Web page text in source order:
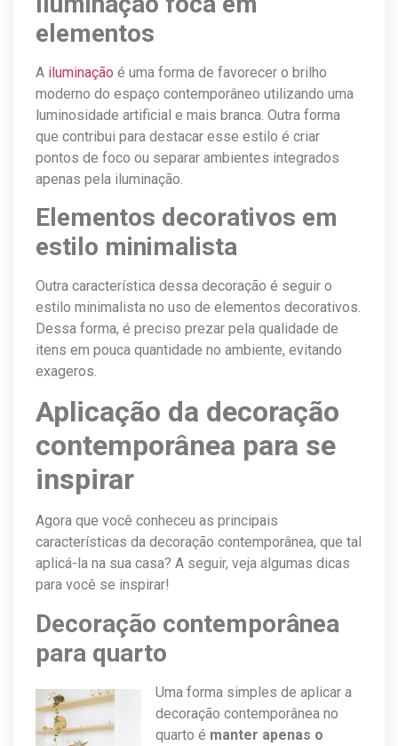
elementos
A iluminação é uma forma de favorecer o brilho
moderno do espaço contemporâneo utilizando uma
luminosidade artificial e mais branca. Outra forma
que contribui para destacar esse estilo é criar
pontos de foco ou separar ambientes integrados
apenas pela iluminação.
Elementos decorativos em
estilo minimalista
Outra característica dessa decoração é seguir o
estilo minimalista no uso de elementos decorativos.
Dessa forma, é preciso prezar pela qualidade de
itens em pouca quantidade no ambiente, evitando
exageros.
Aplicação da decoração
contemporânea para se
inspirar
Agora que você conheceu as principais
características da decoração contemporânea, que tal
aplicá-la na sua casa? A seguir, veja algumas dicas
para você se inspirar!
Decoração contemporânea
para quarto
Uma forma simples de aplicar a
decoração contemporânea no
quarto é manter apenas o